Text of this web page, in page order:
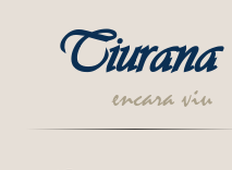
Tiurana
encara viu